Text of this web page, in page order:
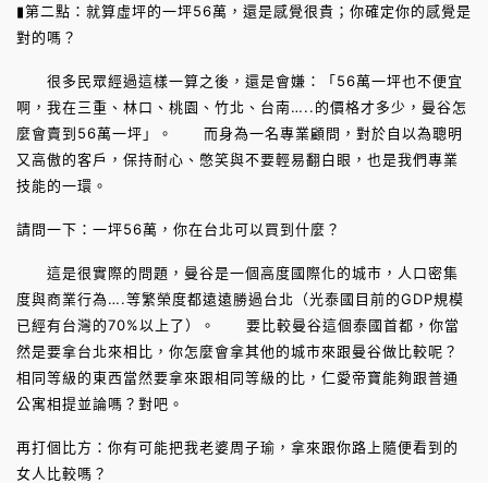
▮第二點：就算虛坪的一坪56萬，還是感覺很貴；你確定你的感覺是
對的嗎？
很多民眾經過這樣一算之後，還是會嫌：「56萬一坪也不便宜
啊，我在三重、林口、桃園、竹北、台南…..的價格才多少，曼谷怎
麼會賣到56萬一坪」。 而身為一名專業顧問，對於自以為聰明
又高傲的客戶，保持耐心、憋笑與不要輕易翻白眼，也是我們專業
技能的一環。
請問一下：一坪56萬，你在台北可以買到什麼？
這是很實際的問題，曼谷是一個高度國際化的城市，人口密集
度與商業行為….等繁榮度都遠遠勝過台北（光泰國目前的GDP規模
已經有台灣的70%以上了）。 要比較曼谷這個泰國首都，你當
然是要拿台北來相比，你怎麼會拿其他的城市來跟曼谷做比較呢？
相同等級的東西當然要拿來跟相同等級的比，仁愛帝寶能夠跟普通
公寓相提並論嗎？對吧。
再打個比方：你有可能把我老婆周子瑜，拿來跟你路上隨便看到的
女人比較嗎？